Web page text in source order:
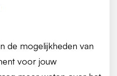
de mogelijkheden van
voor jouw